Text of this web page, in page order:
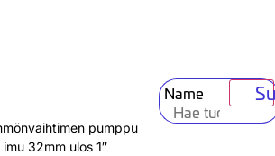
Name
pumppu
32mm ulos 1″